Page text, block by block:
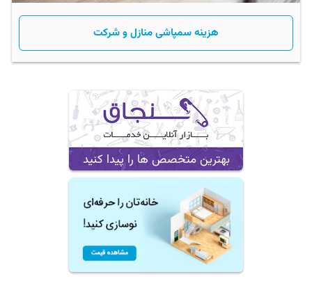
هزینه سمپاشی منازل و شرکت
بهترین متخصص ها را پیدا کنید